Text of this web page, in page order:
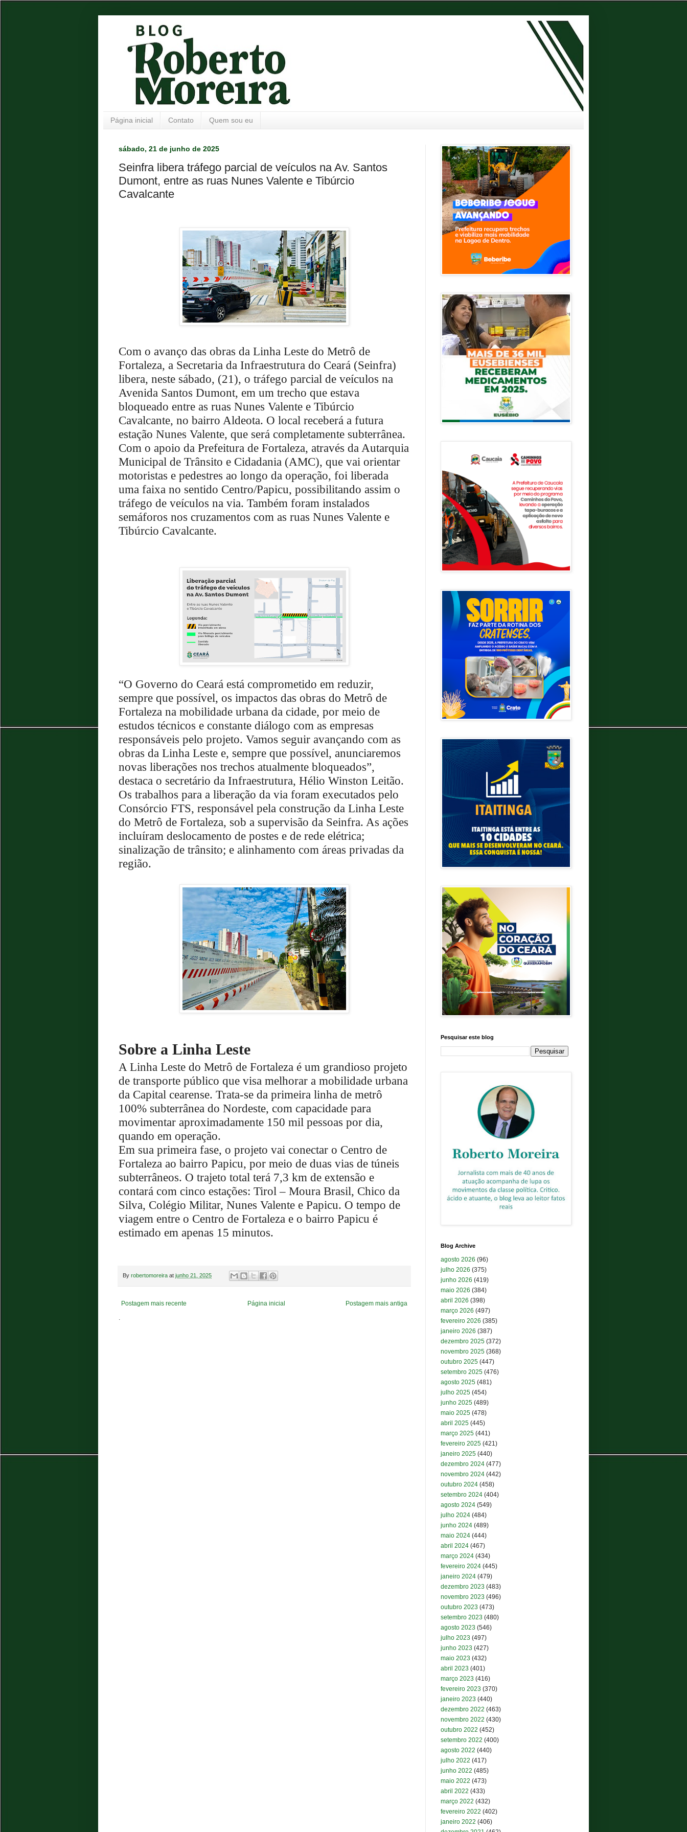
Página inicial Contato Quem sou eu
sábado, 21 de junho de 2025
Seinfra libera tráfego parcial de veículos na Av. Santos
Dumont, entre as ruas Nunes Valente e Tibúrcio
Cavalcante
Com o avanço das obras da Linha Leste do Metrô de
Fortaleza, a Secretaria da Infraestrutura do Ceará (Seinfra)
libera, neste sábado, (21), o tráfego parcial de veículos na
Avenida Santos Dumont, em um trecho que estava
bloqueado entre as ruas Nunes Valente e Tibúrcio
Cavalcante, no bairro Aldeota. O local receberá a futura
estação Nunes Valente, que será completamente subterrânea.
Com o apoio da Prefeitura de Fortaleza, através da Autarquia
Municipal de Trânsito e Cidadania (AMC), que vai orientar
motoristas e pedestres ao longo da operação, foi liberada
uma faixa no sentido Centro/Papicu, possibilitando assim o
tráfego de veículos na via. Também foram instalados
semáforos nos cruzamentos com as ruas Nunes Valente e
Tibúrcio Cavalcante.
“O Governo do Ceará está comprometido em reduzir,
sempre que possível, os impactos das obras do Metrô de
Fortaleza na mobilidade urbana da cidade, por meio de
estudos técnicos e constante diálogo com as empresas
responsáveis pelo projeto. Vamos seguir avançando com as
obras da Linha Leste e, sempre que possível, anunciaremos
novas liberações nos trechos atualmente bloqueados”,
destaca o secretário da Infraestrutura, Hélio Winston Leitão.
Os trabalhos para a liberação da via foram executados pelo
Consórcio FTS, responsável pela construção da Linha Leste
do Metrô de Fortaleza, sob a supervisão da Seinfra. As ações
incluíram deslocamento de postes e de rede elétrica;
sinalização de trânsito; e alinhamento com áreas privadas da
região.
Sobre a Linha Leste
A Linha Leste do Metrô de Fortaleza é um grandioso projeto
de transporte público que visa melhorar a mobilidade urbana
da Capital cearense. Trata-se da primeira linha de metrô
100% subterrânea do Nordeste, com capacidade para
movimentar aproximadamente 150 mil pessoas por dia,
quando em operação.
Em sua primeira fase, o projeto vai conectar o Centro de
Fortaleza ao bairro Papicu, por meio de duas vias de túneis
subterrâneos. O trajeto total terá 7,3 km de extensão e
contará com cinco estações: Tirol – Moura Brasil, Chico da
Silva, Colégio Militar, Nunes Valente e Papicu. O tempo de
viagem entre o Centro de Fortaleza e o bairro Papicu é
estimado em apenas 15 minutos.
By robertomoreira at junho 21, 2025
Postagem mais recente Postagem mais antiga
Página inicial
.
Pesquisar este blog
Blog Archive
agosto 2026 (96)
julho 2026 (375)
junho 2026 (419)
maio 2026 (384)
abril 2026 (398)
março 2026 (497)
fevereiro 2026 (385)
janeiro 2026 (387)
dezembro 2025 (372)
novembro 2025 (368)
outubro 2025 (447)
setembro 2025 (476)
agosto 2025 (481)
julho 2025 (454)
junho 2025 (489)
maio 2025 (478)
abril 2025 (445)
março 2025 (441)
fevereiro 2025 (421)
janeiro 2025 (440)
dezembro 2024 (477)
novembro 2024 (442)
outubro 2024 (458)
setembro 2024 (404)
agosto 2024 (549)
julho 2024 (484)
junho 2024 (489)
maio 2024 (444)
abril 2024 (467)
março 2024 (434)
fevereiro 2024 (445)
janeiro 2024 (479)
dezembro 2023 (483)
novembro 2023 (496)
outubro 2023 (473)
setembro 2023 (480)
agosto 2023 (546)
julho 2023 (497)
junho 2023 (427)
maio 2023 (432)
abril 2023 (401)
março 2023 (416)
fevereiro 2023 (370)
janeiro 2023 (440)
dezembro 2022 (463)
novembro 2022 (430)
outubro 2022 (452)
setembro 2022 (400)
agosto 2022 (440)
julho 2022 (417)
junho 2022 (485)
maio 2022 (473)
abril 2022 (433)
março 2022 (432)
fevereiro 2022 (402)
janeiro 2022 (406)